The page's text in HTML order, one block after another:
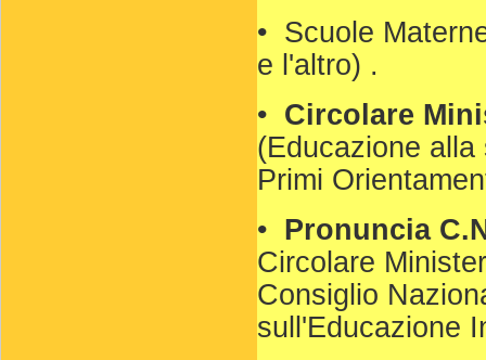
• Scuole
e l'altro) .
• Circolare
(Educazione
Primi
• Pronuncia
Circolare
Consiglio
sull'Educazione